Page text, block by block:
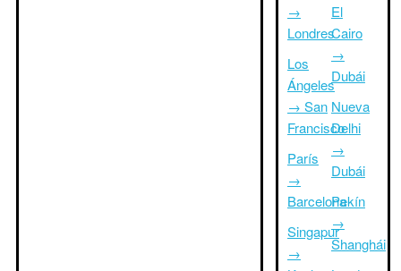
→
Londres
Los
Ángeles
→ San
Francisco
París
→
Barcelona
Singapur
→
El
Cairo
→
Dubái
Nueva
Delhi
→
Dubái
Pekín
→
Shanghái